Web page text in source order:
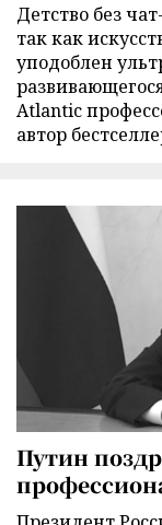
Детство без
так как
уподоблен
Atlantic
автор
Путин